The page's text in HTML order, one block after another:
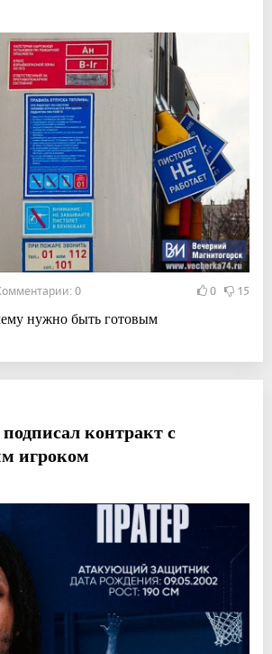
0 0 15
нужно быть готовым
контракт с
игроком